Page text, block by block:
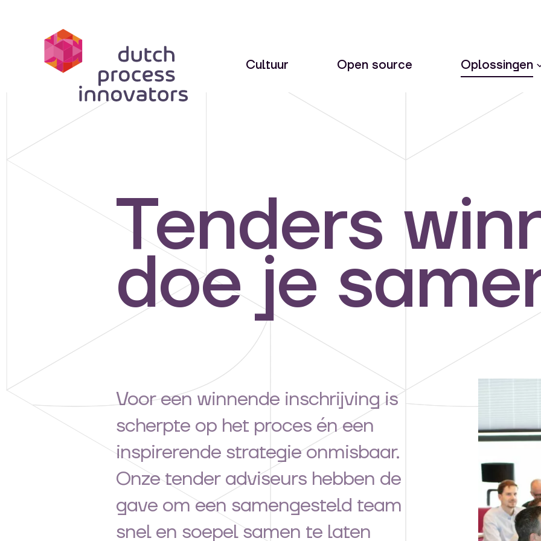
Cultuur
Open source Oplossingen
Tenders
doe je
Voor een winnende inschrijving is
scherpte op het proces én een
inspirerende strategie onmisbaar.
Onze tender adviseurs hebben de
gave om een samengesteld team
snel en soepel samen te laten